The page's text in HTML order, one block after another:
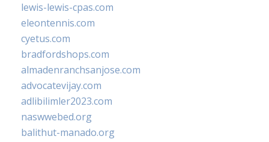
lewis-lewis-cpas.com
eleontennis.com
cyetus.com
bradfordshops.com
almadenranchsanjose.com
advocatevijay.com
adlibilimler2023.com
naswwebed.org
balithut-manado.org